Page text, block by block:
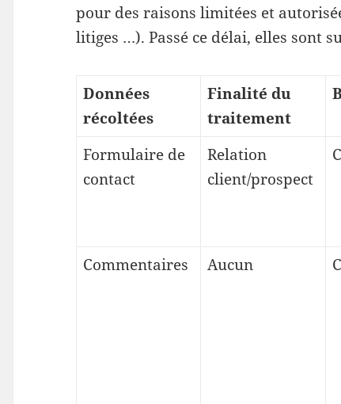
pour des raisons limitées et
litiges …). Passé ce délai, elles sont
Données
récoltées
Finalité du
traitement
Formulaire de
contact
Relation
client/prospect
Commentaires
Aucun